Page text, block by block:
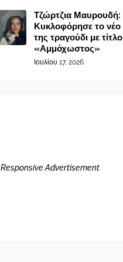
Τζώρτζια Μαυρουδή:
Κυκλοφόρησε το νέο
της τραγούδι με τίτλο
«Αμμόχωστος»
Ιουλίου 17, 2026
Responsive Advertisement